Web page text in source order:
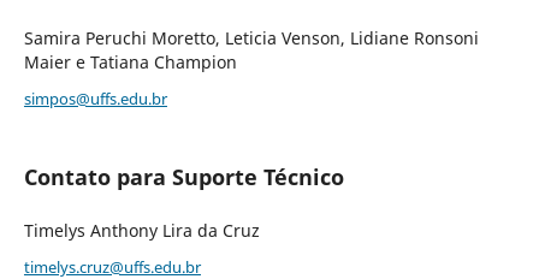
Samira Peruchi Moretto, Leticia Venson, Lidiane Ronsoni
Maier e Tatiana Champion
simpos@uffs.edu.br
Contato para Suporte Técnico
Timelys Anthony Lira da Cruz
timelys.cruz@uffs.edu.br